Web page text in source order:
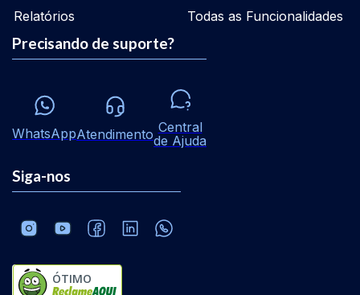
Relatórios
Todas as Funcionalidades
Precisando de suporte?
WhatsAppAtendimento Central
de Ajuda
Siga-nos
ÓTIMO